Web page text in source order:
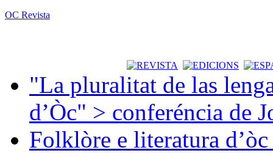
OC Revista
"La pluralitat de las
d’Òc" > conferéncia de
Folklòre e literatura